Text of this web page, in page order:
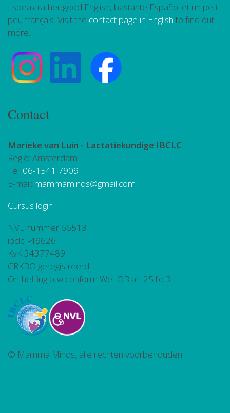
I speak rather good English, bastante Español et un petit
peu français. Visit the contact page in English to find out
more.
Contact
Marieke van Luin - Lactatiekundige IBCLC
Regio: Amsterdam
Tel: 06-1541 7909
E-mail: mammaminds@gmail.com
Cursus login
NVL nummer 66513
ibclc l-49626
KvK 34377489
CRKBO geregistreerd
Ontheffing btw conform Wet OB art.25 lid 3
© Mamma Minds, alle rechten voorbehouden